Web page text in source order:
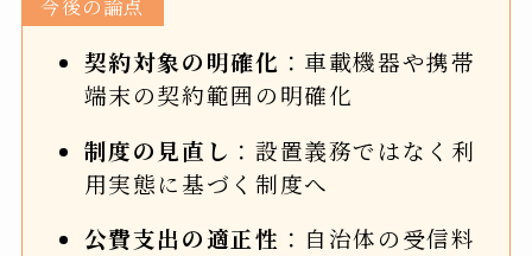
今後の論点
契約対象の明確化 ：車載機器や携帯
端末の契約範囲の明確化
制度の見直し ：設置義務ではなく利
用実態に基づく制度へ
公費支出の適正性 ：自治体の受信料